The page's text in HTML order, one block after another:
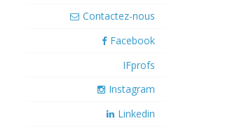
Contactez-nous
Facebook
IFprofs
Instagram
Linkedin